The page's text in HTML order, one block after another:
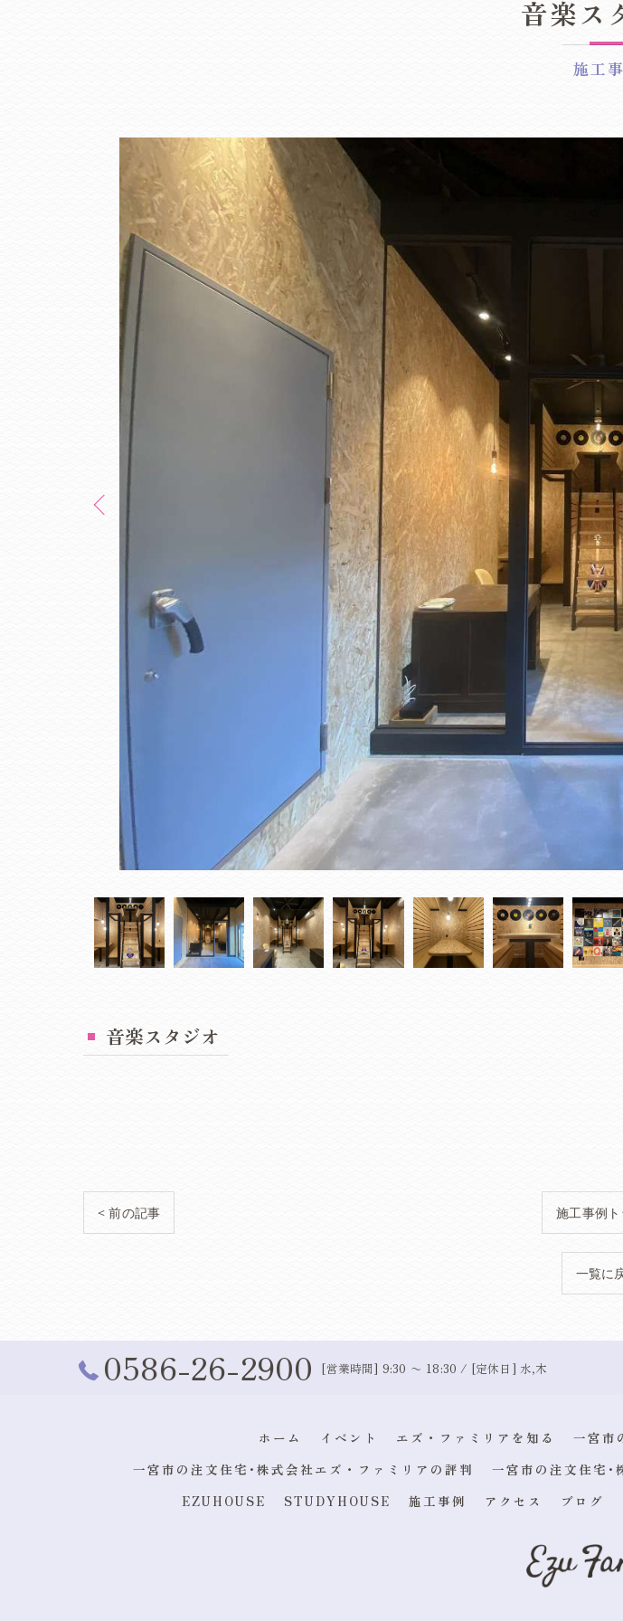
施工
音楽ス
音楽スタジオ
< 前の記事 施工事例
一覧に
0586-26-2900 [営業時間] 9:30 〜 18:30 / [定休日] 水,木
ホーム イベント エズ・ファミリアを知る
一宮市
一宮市の注文住宅･株式会社エズ・ファミリアの評判
一宮市の注文住宅･
EZUHOUSE
STUDYHOUSE 施工事例 アクセス ブログ